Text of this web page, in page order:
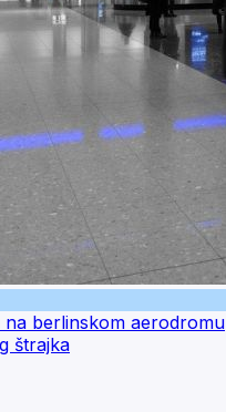
na berlinskom aerodromu
štrajka